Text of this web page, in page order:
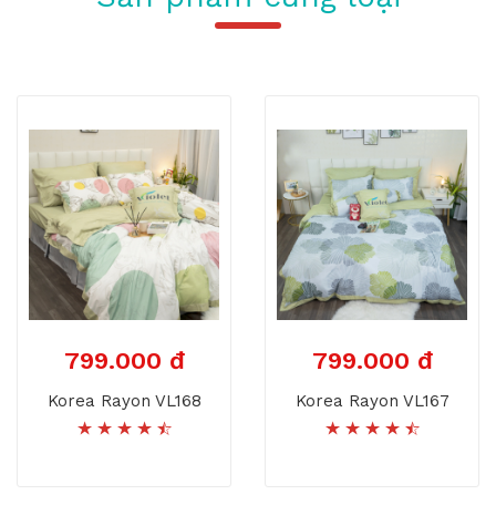
799.000 đ
Korea Rayon VL168
799.000 đ
Korea Rayon VL167